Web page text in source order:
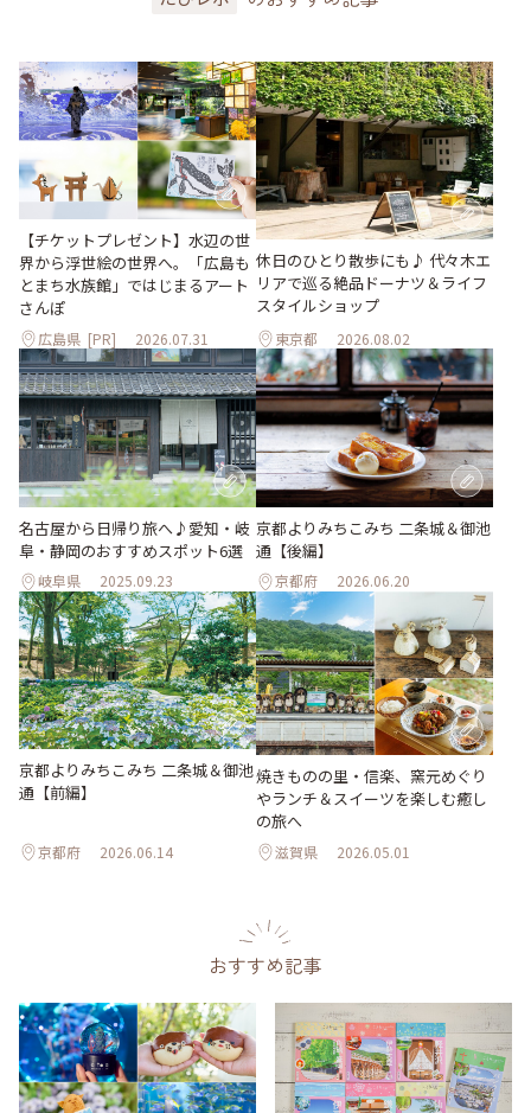
【チケットプレゼント】水辺の世
界から浮世絵の世界へ。「広島も
とまち水族館」ではじまるアート
さんぽ
広島県 [PR] 2026.07.31
休日のひとり散歩にも♪ 代々木エ
リアで巡る絶品ドーナツ＆ライフ
スタイルショップ
東京都 2026.08.02
名古屋から日帰り旅へ♪愛知・岐
阜・静岡のおすすめスポット6選
岐阜県 2025.09.23
京都よりみちこみち 二条城＆御池
通【後編】
京都府 2026.06.20
京都よりみちこみち 二条城＆御池
通【前編】
京都府 2026.06.14
焼きものの里・信楽、窯元めぐり
やランチ＆スイーツを楽しむ癒し
の旅へ
滋賀県 2026.05.01
おすすめ記事